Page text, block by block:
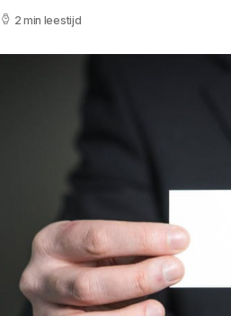
2 min leestijd